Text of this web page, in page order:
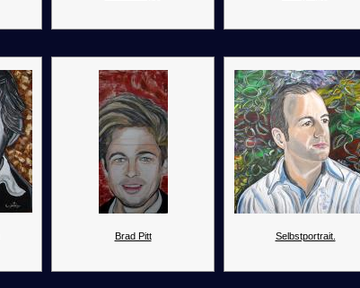
Brad Pitt Selbstportrait.